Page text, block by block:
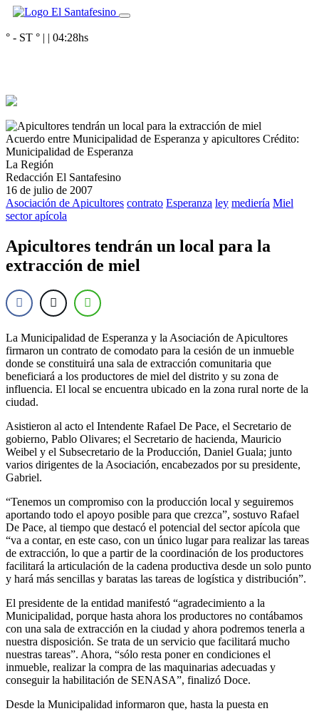
° - ST ° | | 04:28hs
Acuerdo entre Municipalidad de Esperanza y apicultores Crédito:
Municipalidad de Esperanza
La Región
Redacción El Santafesino
16 de julio de 2007
Asociación de Apicultores contrato Esperanza ley mediería Miel
sector apícola
Apicultores tendrán un local para la
extracción de miel
La Municipalidad de Esperanza y la Asociación de Apicultores
firmaron un contrato de comodato para la cesión de un inmueble
donde se constituirá una sala de extracción comunitaria que
beneficiará a los productores de miel del distrito y su zona de
influencia. El local se encuentra ubicado en la zona rural norte de la
ciudad.
Asistieron al acto el Intendente Rafael De Pace, el Secretario de
gobierno, Pablo Olivares; el Secretario de hacienda, Mauricio
Weibel y el Subsecretario de la Producción, Daniel Guala; junto
varios dirigentes de la Asociación, encabezados por su presidente,
Gabriel.
“Tenemos un compromiso con la producción local y seguiremos
aportando todo el apoyo posible para que crezca”, sostuvo Rafael
De Pace, al tiempo que destacó el potencial del sector apícola que
“va a contar, en este caso, con un único lugar para realizar las tareas
de extracción, lo que a partir de la coordinación de los productores
facilitará la articulación de la cadena productiva desde un solo punto
y hará más sencillas y baratas las tareas de logística y distribución”.
El presidente de la entidad manifestó “agradecimiento a la
Municipalidad, porque hasta ahora los productores no contábamos
con una sala de extracción en la ciudad y ahora podremos tenerla a
nuestra disposición. Se trata de un servicio que facilitará mucho
nuestras tareas”. Ahora, “sólo resta poner en condiciones el
inmueble, realizar la compra de las maquinarias adecuadas y
conseguir la habilitación de SENASA”, finalizó Doce.
Desde la Municipalidad informaron que, hasta la puesta en